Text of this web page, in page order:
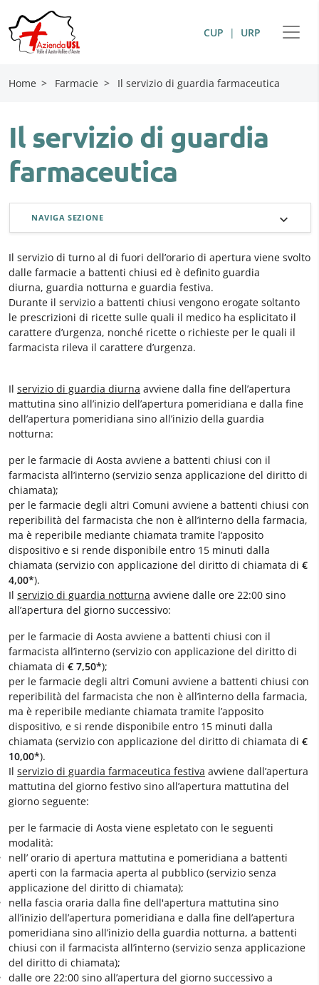
CUP | URP
Home > Farmacie > Il servizio di guardia farmaceutica
Il servizio di guardia
farmaceutica
Il servizio di turno al di fuori dell’orario di apertura viene svolto
dalle farmacie a battenti chiusi ed è definito guardia
diurna, guardia notturna e guardia festiva.
Durante il servizio a battenti chiusi vengono erogate soltanto
le prescrizioni di ricette sulle quali il medico ha esplicitato il
carattere d’urgenza, nonché ricette o richieste per le quali il
farmacista rileva il carattere d’urgenza.
Il servizio di guardia diurna avviene dalla fine dell’apertura
mattutina sino all’inizio dell’apertura pomeridiana e dalla fine
dell’apertura pomeridiana sino all’inizio della guardia
notturna:
per le farmacie di Aosta avviene a battenti chiusi con il
farmacista all’interno (servizio senza applicazione del diritto di
chiamata);
per le farmacie degli altri Comuni avviene a battenti chiusi con
reperibilità del farmacista che non è all’interno della farmacia,
ma è reperibile mediante chiamata tramite l’apposito
dispositivo e si rende disponibile entro 15 minuti dalla
chiamata (servizio con applicazione del diritto di chiamata di €
4,00*).
Il servizio di guardia notturna avviene dalle ore 22:00 sino
all’apertura del giorno successivo:
per le farmacie di Aosta avviene a battenti chiusi con il
farmacista all’interno (servizio con applicazione del diritto di
chiamata di € 7,50*);
per le farmacie degli altri Comuni avviene a battenti chiusi con
reperibilità del farmacista che non è all’interno della farmacia,
ma è reperibile mediante chiamata tramite l’apposito
dispositivo, e si rende disponibile entro 15 minuti dalla
chiamata (servizio con applicazione del diritto di chiamata di €
10,00*).
Il servizio di guardia farmaceutica festiva avviene dall’apertura
mattutina del giorno festivo sino all’apertura mattutina del
giorno seguente:
per le farmacie di Aosta viene espletato con le seguenti
modalità:
nell’ orario di apertura mattutina e pomeridiana a battenti
aperti con la farmacia aperta al pubblico (servizio senza
applicazione del diritto di chiamata);
nella fascia oraria dalla fine dell'apertura mattutina sino
all’inizio dell’apertura pomeridiana e dalla fine dell’apertura
pomeridiana sino all’inizio della guardia notturna, a battenti
chiusi con il farmacista all’interno (servizio senza applicazione
del diritto di chiamata);
dalle ore 22:00 sino all’apertura del giorno successivo a
NAVIGA SEZIONE